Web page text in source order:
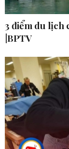
3 điểm du lịch
|BPTV